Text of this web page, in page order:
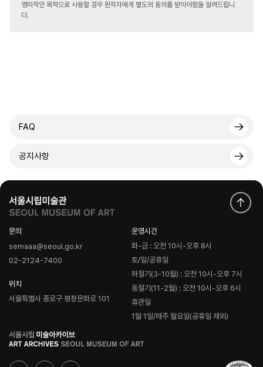
영리적인 목적으로 사용할 경우 원작자에게 별도의 동의를 받아야함을 알려드립니
다.
FAQ
공지사항
문의
semaaa@seoul.go.kr
02-2124-7400
위치
서울특별시 종로구 평창문화로 101
운영시간
화-금 : 오전 10시-오후 8시
토/일/공휴일
하절기(3-10월) : 오전 10시-오후 7시
동절기(11-2월) : 오전 10시-오후 6시
휴관일
1월 1일/매주 월요일(공휴일 제외)
로
고